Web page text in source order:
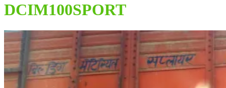
DCIM100SPORT